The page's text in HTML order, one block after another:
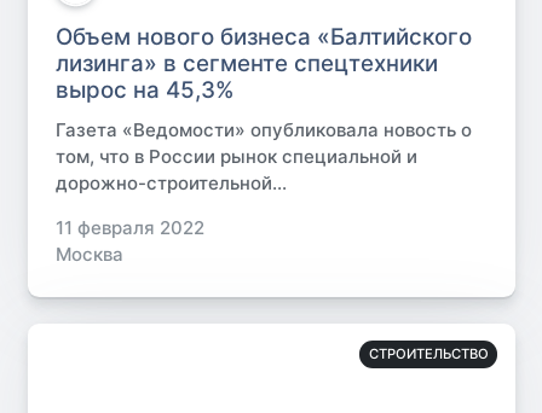
Объем нового бизнеса «Балтийского
лизинга» в сегменте спецтехники
вырос на 45,3%
Газета «Ведомости» опубликовала новость о
том, что в России рынок специальной и
дорожно-строительной...
11 февраля 2022
Москва
СТРОИТЕЛЬСТВО